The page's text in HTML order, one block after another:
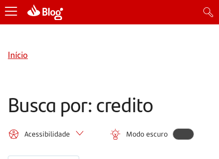
Início
Busca por: credito
Acessibilidade Modo escuro